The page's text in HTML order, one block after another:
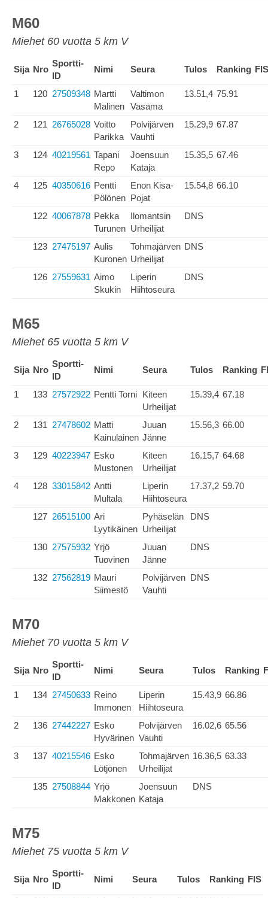
M60
Miehet 60 vuotta 5 km V
Sija Nro
Sportti-
ID
Nimi Seura Tulos Ranking FIS
1 120 27509348 Martti
Malinen
Valtimon
Vasama
13.51,4 75.91
2 121 26765028 Voitto
Parikka
Polvijärven
Vauhti
15.29,9 67.87
3 124 40219561 Tapani
Repo
Joensuun
Kataja
15.35,5 67.46
4 125 40350616 Pentti
Pölönen
Enon Kisa-
Pojat
15.54,8 66.10
122 40067878 Pekka
Turunen
Ilomantsin
Urheilijat
DNS
123 27475197 Aulis
Kuronen
Tohmajärven
Urheilijat
DNS
126 27559631 Aimo
Skukin
Liperin
Hiihtoseura
DNS
M65
Miehet 65 vuotta 5 km V
Sija Nro
Sportti-
ID
Nimi Seura Tulos Ranking
1 133 27572922 Pentti Torni Kiteen
Urheilijat
15.39,4 67.18
2 131 27478602 Matti
Kainulainen
Juuan
Jänne
15.56,3 66.00
3 129 40223947 Esko
Mustonen
Kiteen
Urheilijat
16.15,7 64.68
4 128 33015842 Antti
Multala
Liperin
Hiihtoseura
17.37,2 59.70
127 26515100 Ari
Lyytikäinen
Pyhäselän
Urheilijat
DNS
130 27575932 Yrjö
Tuovinen
Juuan
Jänne
DNS
132 27562819 Mauri
Siimestö
Polvijärven
Vauhti
DNS
M70
Miehet 70 vuotta 5 km V
Sija Nro
Sportti-
ID
Nimi Seura Tulos Ranking
1 134 27450633 Reino
Immonen
Liperin
Hiihtoseura
15.43,9 66.86
2 136 27442227 Esko
Hyvärinen
Polvijärven
Vauhti
16.02,6 65.56
3 137 40215546 Esko
Lötjönen
Tohmajärven
Urheilijat
16.36,5 63.33
135 27508844 Yrjö
Makkonen
Joensuun
Kataja
DNS
M75
Miehet 75 vuotta 5 km V
Sija Nro
Sportti-
ID
Nimi Seura Tulos Ranking FIS